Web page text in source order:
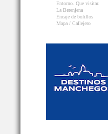
Entorno. Que visitar.
La Berenjena
Encaje de bolillos
Mapa / Callejero